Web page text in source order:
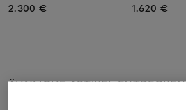
2.300 €
1.620 €
ÄHNLICHE ARTIKEL ENTDECKEN